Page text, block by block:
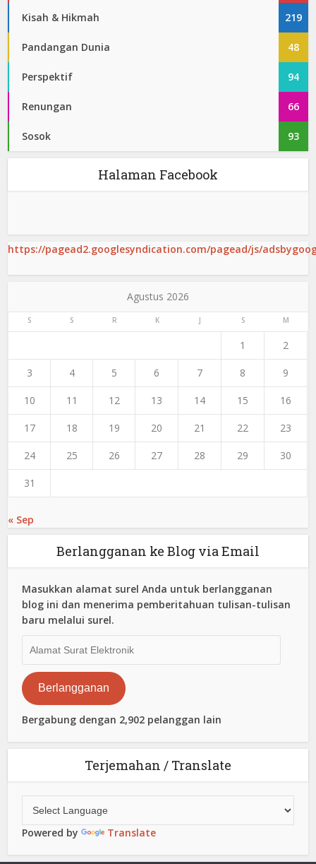
Kisah & Hikmah 219
Pandangan Dunia 48
Perspektif 94
Renungan 66
Sosok 93
Halaman Facebook
https://pagead2.googlesyndication.com/pagead/js/
Agustus 2026
S S R K J S M
1 2
3 4 5 6 7 8 9
10 11 12 13 14 15 16
17 18 19 20 21 22 23
24 25 26 27 28 29 30
31
« Sep
Berlangganan ke Blog via Email
Masukkan alamat surel Anda untuk berlangganan
blog ini dan menerima pemberitahuan tulisan-tulisan
baru melalui surel.
Surat
Elektronik
Berlangganan
Bergabung dengan 2,902 pelanggan lain
Terjemahan / Translate
Powered by Translate